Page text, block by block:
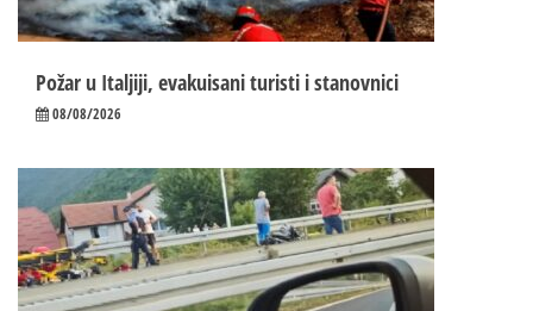
Požar u Italjiji, evakuisani turisti i stanovnici
08/08/2026